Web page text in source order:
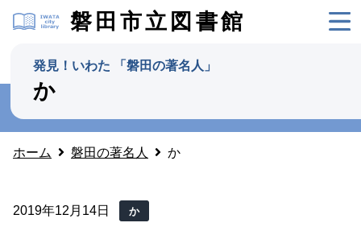
磐田市立図書館
発見！いわた 「磐田の著名人」
か
ホーム 磐田の著名人 か
2019年12月14日 か